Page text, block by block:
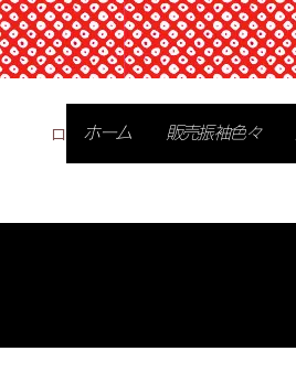
ログイン
ホーム 販売振袖色々